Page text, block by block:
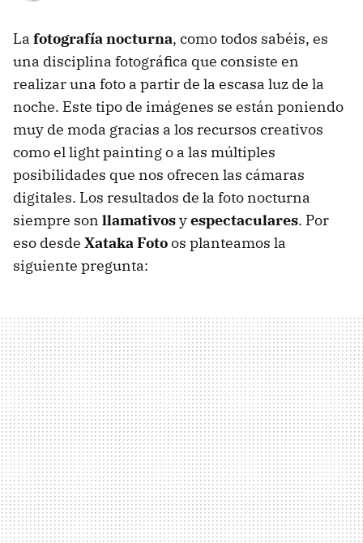
La fotografía nocturna, como todos sabéis, es
una disciplina fotográfica que consiste en
realizar una foto a partir de la escasa luz de la
noche. Este tipo de imágenes se están poniendo
muy de moda gracias a los recursos creativos
como el light painting o a las múltiples
posibilidades que nos ofrecen las cámaras
digitales. Los resultados de la foto nocturna
siempre son llamativosyespectaculares. Por
eso desde Xataka Fotoos planteamos la
siguiente pregunta: